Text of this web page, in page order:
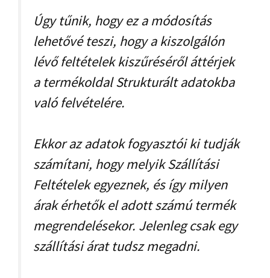
Úgy tűnik, hogy ez a módosítás
lehetővé teszi, hogy a kiszolgálón
lévő feltételek kiszűréséről áttérjek
a termékoldal Strukturált adatokba
való felvételére.
Ekkor az adatok fogyasztói ki tudják
számítani, hogy melyik Szállítási
Feltételek egyeznek, és így milyen
árak érhetők el adott számú termék
megrendelésekor. Jelenleg csak egy
szállítási árat tudsz megadni.